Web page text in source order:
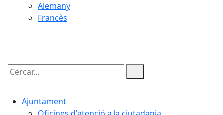
Alemany
Francès
Cercar:
Ajuntament